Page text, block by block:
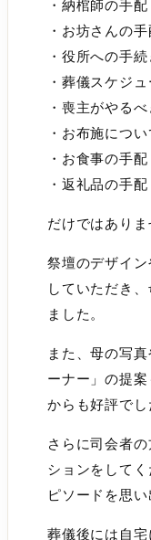
・納棺師の手配
・お坊さんの手
・役所への手続
・葬儀スケジ
・喪主がやる
・お布施につ
・お食事の手配
・返礼品の手配
だけではありま
祭壇のデザイ
していただき
ました。
また、母の写
ーナー」の提
からも好評でし
さらに司会者
ションをして
ピソードを思い
葬儀後には自